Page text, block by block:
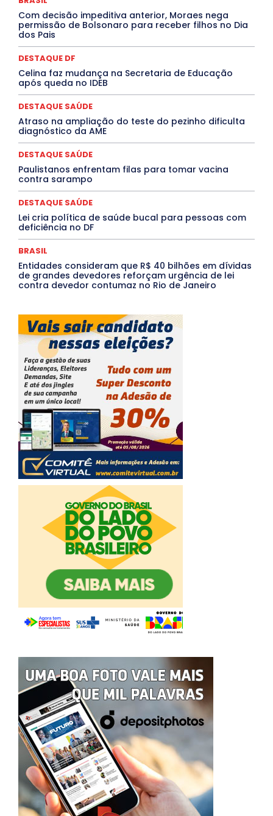
Jogos Online
JUDICIÁRIO LITERATURA
Maranhão
Marburg
Mato Grosso
Mato Grosso do Sul
MEIO AMBIENTE
MÚSICA
O Plantonista Opinião Oropouche
Pará
Paraíba
PROCESSO SELETIVO
PUBLIEDITORIAL
QUALIFICAÇÃO PROFISSIONAL
RESIDÊNCIA
Rio de Janeiro
Santa Catarina
Saúde Agora
TÁ FROID?
TEATRO TECNOLOGIA
TIC TAC
Tocantins
Com decisão impeditiva anterior, Moraes nega
permissão de Bolsonaro para receber filhos no Dia
dos Pais
DESTAQUE DF
Celina faz mudança na Secretaria de Educação
após queda no IDEB
DESTAQUE SAÚDE
Atraso na ampliação do teste do pezinho dificulta
diagnóstico da AME
DESTAQUE SAÚDE
Paulistanos enfrentam filas para tomar vacina
contra sarampo
DESTAQUE SAÚDE
Lei cria política de saúde bucal para pessoas com
deficiência no DF
BRASIL
Entidades consideram que R$ 40 bilhões em dívidas
de grandes devedores reforçam urgência de lei
contra devedor contumaz no Rio de Janeiro